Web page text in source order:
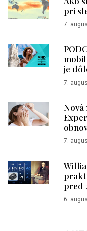
pri
7.
je
7.
7.
pred
6.